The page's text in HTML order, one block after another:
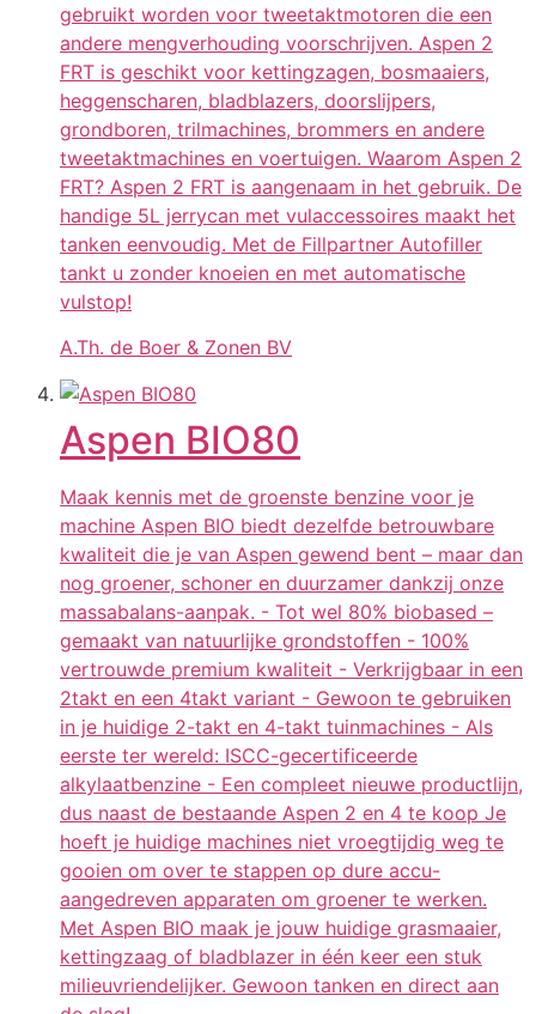
gebruikt worden voor tweetaktmotoren die een
andere mengverhouding voorschrijven. Aspen 2
FRT is geschikt voor kettingzagen, bosmaaiers,
heggenscharen, bladblazers, doorslijpers,
grondboren, trilmachines, brommers en andere
tweetaktmachines en voertuigen. Waarom Aspen 2
FRT? Aspen 2 FRT is aangenaam in het gebruik. De
handige 5L jerrycan met vulaccessoires maakt het
tanken eenvoudig. Met de Fillpartner Autofiller
tankt u zonder knoeien en met automatische
vulstop!
A.Th. de Boer & Zonen BV
Aspen BIO80
Maak kennis met de groenste benzine voor je
machine Aspen BIO biedt dezelfde betrouwbare
kwaliteit die je van Aspen gewend bent – maar dan
nog groener, schoner en duurzamer dankzij onze
massabalans-aanpak. - Tot wel 80% biobased –
gemaakt van natuurlijke grondstoffen - 100%
vertrouwde premium kwaliteit - Verkrijgbaar in een
2takt en een 4takt variant - Gewoon te gebruiken
in je huidige 2-takt en 4-takt tuinmachines - Als
eerste ter wereld: ISCC-gecertificeerde
alkylaatbenzine - Een compleet nieuwe productlijn,
dus naast de bestaande Aspen 2 en 4 te koop Je
hoeft je huidige machines niet vroegtijdig weg te
gooien om over te stappen op dure accu-
aangedreven apparaten om groener te werken.
Met Aspen BIO maak je jouw huidige grasmaaier,
kettingzaag of bladblazer in één keer een stuk
milieuvriendelijker. Gewoon tanken en direct aan